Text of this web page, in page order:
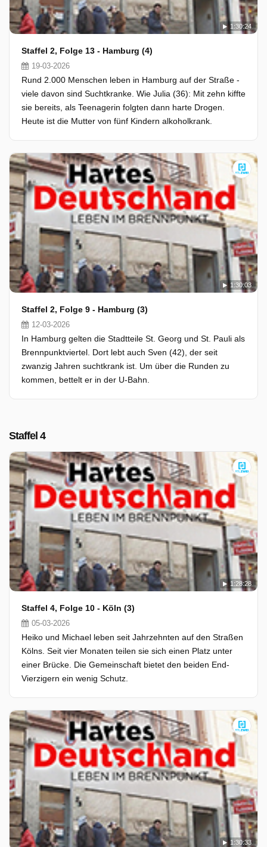
1:30:24
Staffel 2, Folge 13 - Hamburg (4)
19-03-2026
Rund 2.000 Menschen leben in Hamburg auf der Straße -
viele davon sind Suchtkranke. Wie Julia (36): Mit zehn kiffte
sie bereits, als Teenagerin folgten dann harte Drogen.
Heute ist die Mutter von fünf Kindern alkoholkrank.
1:30:03
Staffel 2, Folge 9 - Hamburg (3)
12-03-2026
In Hamburg gelten die Stadtteile St. Georg und St. Pauli als
Brennpunktviertel. Dort lebt auch Sven (42), der seit
zwanzig Jahren suchtkrank ist. Um über die Runden zu
kommen, bettelt er in der U-Bahn.
Staffel 4
1:28:28
Staffel 4, Folge 10 - Köln (3)
05-03-2026
Heiko und Michael leben seit Jahrzehnten auf den Straßen
Kölns. Seit vier Monaten teilen sie sich einen Platz unter
einer Brücke. Die Gemeinschaft bietet den beiden End-
Vierzigern ein wenig Schutz.
1:30:33